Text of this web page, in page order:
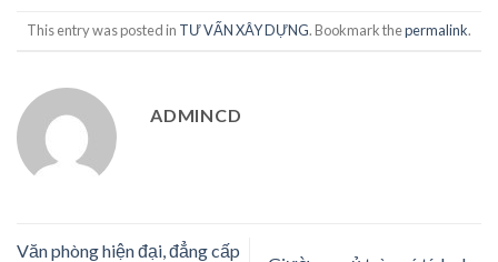
This entry was posted in TƯ VẤN XÂY DỰNG. Bookmark thepermalink.
ADMINCD
Văn phòng hiện đại, đẳng cấp